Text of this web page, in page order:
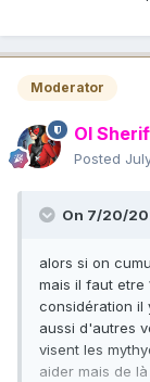
Moderator
Ol
Posted
On 7/20/
alors si on
mais il faut etre
considération il
aussi d'autres
visent les
aider mais de